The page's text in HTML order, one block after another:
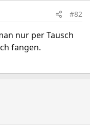
#82
nur per Tausch
fangen.